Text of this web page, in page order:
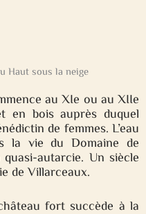
au XIe ou au XIIe
en bois auprès duquel
de femmes. L’eau
la vie du Domaine de
autarcie. Un siècle
de Villarceaux.
fort succède à la